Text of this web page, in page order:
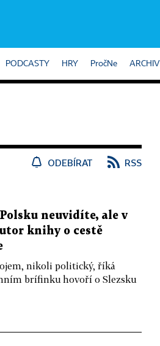
PODCASTY HRY PročNe ARCHIV
ODEBÍRAT RSS
neuvidíte, ale v
knihy o cestě
nikoli politický, říká
brífinku hovoří o Slezsku